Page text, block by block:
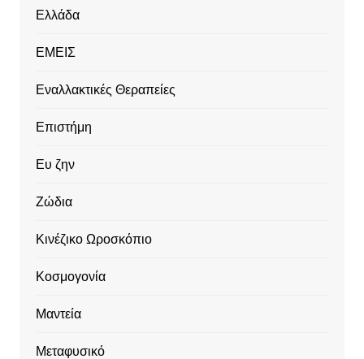
Ελλάδα
ΕΜΕΙΣ
Εναλλακτικές Θεραπείες
Επιστήμη
Ευ ζην
Ζώδια
Κινέζικο Ωροσκόπιο
Κοσμογονία
Μαντεία
Μεταφυσικό